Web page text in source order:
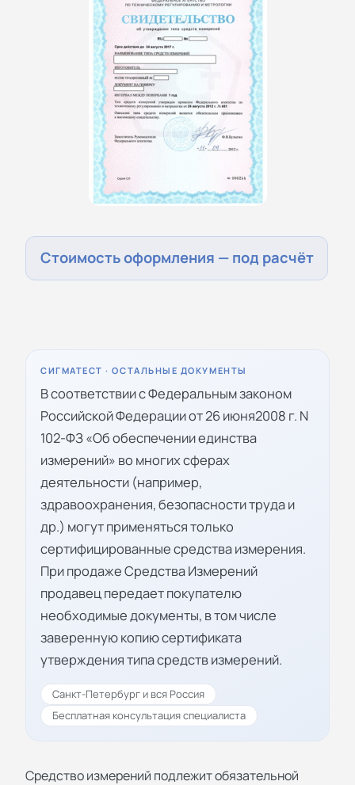
Стоимость оформления — под расчёт
СИГМАТЕСТ · ОСТАЛЬНЫЕ ДОКУМЕНТЫ
В соответствии с Федеральным законом
Российской Федерации от 26 июня2008 г. N
102-ФЗ «Об обеспечении единства
измерений» во многих сферах
деятельности (например,
здравоохранения, безопасности труда и
др.) могут применяться только
сертифицированные средства измерения.
При продаже Средства Измерений
продавец передает покупателю
необходимые документы, в том числе
заверенную копию сертификата
утверждения типа средств измерений.
Санкт-Петербург и вся Россия
Бесплатная консультация специалиста
Средство измерений подлежит обязательной